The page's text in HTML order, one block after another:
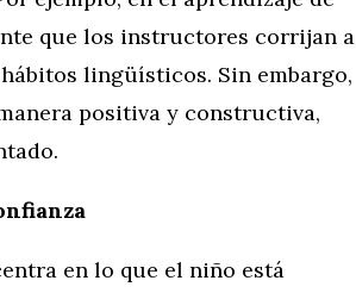
que los instructores corrijan a
lingüísticos. Sin embargo,
positiva y constructiva,
en lo que el niño está